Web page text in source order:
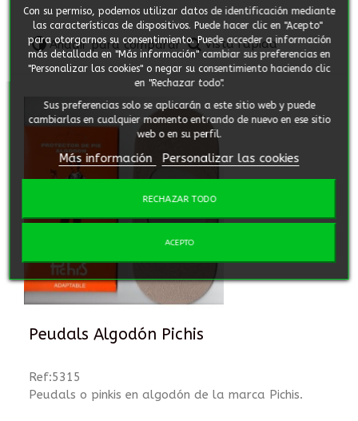
Con su permiso, podemos utilizar datos de identificación mediante
las características de dispositivos. Puede hacer clic en "Acepto"
para otorgarnos su consentimiento. Puede acceder a información
más detallada en "Más información" cambiar sus preferencias en
"Personalizar las cookies" o negar su consentimiento haciendo clic
en "Rechazar todo".
Sus preferencias solo se aplicarán a este sitio web y puede
cambiarlas en cualquier momento entrando de nuevo en ese sitio
web o en su perfil.
Más información Personalizar las cookies
RECHAZAR TODO
ACEPTO
Añadir para comparar Vista rápida
Peudals Algodón Pichis
Ref:5315
Peudals o pinkis en algodón de la marca Pichis.